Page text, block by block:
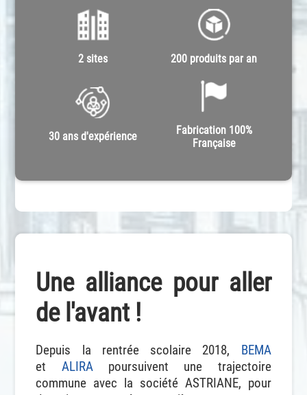
2 sites 200 produits par an
30 ans d'expérience
Fabrication 100%
Française
Une alliance pour aller
de l'avant !
Depuis la rentrée scolaire 2018, BEMA
et ALIRApoursuivent une trajectoire
commune avec la société ASTRIANE, pour